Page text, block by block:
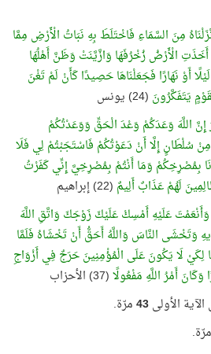
مِنَ السَّمَاءِ فَاخْتَلَطَ بِهِ نَبَاتُ الْأَرْضِ مِمَّا
أَخَذَتِ الْأَرْضُ زُخْرُفَهَا وَازَّيَّنَتْ وَظَنَّ أَهْلُهَا
أَوْ نَهَارًا فَجَعَلْنَاهَا حَصِيدًا كَأَنْ لَمْ تَغْنَ
يَتَفَكَّرُونَ (24) يونس
إِنَّ اللَّهَ وَعَدَكُمْ وَعْدَ الْحَقِّ وَوَعَدْتُكُمْ
سُلْطَانٍ إِلَّا أَنْ دَعَوْتُكُمْ فَاسْتَجَبْتُمْ لِي فَلَا
بِمُصْرِخِكُمْ وَمَا أَنْتُمْ بِمُصْرِخِيَّ إِنِّي كَفَرْتُ
لَهُمْ عَذَابٌ أَلِيمٌ (22) إبراهيم
وَأَنْعَمْتَ عَلَيْهِ أَمْسِكْ عَلَيْكَ زَوْجَكَ وَاتَّقِ اللَّهَ
وَتَخْشَى النَّاسَ وَاللَّهُ أَحَقُّ أَنْ تَخْشَاهُ فَلَمَّا
لِكَيْ لَا يَكُونَ عَلَى الْمُؤْمِنِينَ حَرَجٌ فِي أَزْوَاجِ
أَمْرُ اللَّهِ مَفْعُولًا (37) الأحزاب
الأولى43مرّة.
مرّة.